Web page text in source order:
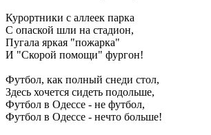
Курортники с аллеек парка
С опаской шли на стадион,
Пугала яркая "пожарка"
И "Скорой помощи" фургон!
Футбол, как полный снеди стол,
Здесь хочется сидеть подольше,
Футбол в Одессе - не футбол,
Футбол в Одессе - нечто больше!